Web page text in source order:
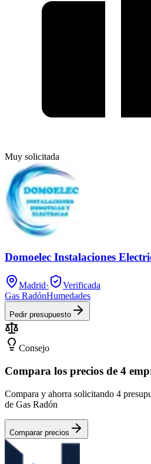
Muy solicitada
Domoelec Instalaciones
Madrid·
Verificada
Gas RadónHumedades
Pedir presupuesto
Consejo
Compara los precios de 4
Compara y ahorra solicitando 4
de Gas Radón
Comparar precios